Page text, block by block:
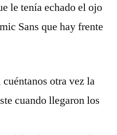
le tenía echado el ojo
Sans que hay frente
otra vez la
cuando llegaron los